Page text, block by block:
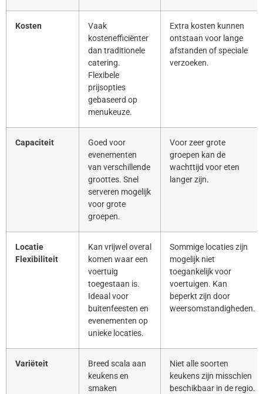
Kosten
Vaak
kostenefficiënter
dan traditionele
catering.
Flexibele
prijsopties
gebaseerd op
menukeuze.
Extra kosten kunnen
ontstaan voor lange
afstanden of speciale
verzoeken.
Capaciteit
Goed voor
evenementen
van verschillende
groottes. Snel
serveren mogelijk
voor grote
groepen.
Voor zeer grote
groepen kan de
wachttijd voor eten
langer zijn.
Locatie
Flexibiliteit
Kan vrijwel overal
komen waar een
voertuig
toegestaan is.
Ideaal voor
buitenfeesten en
evenementen op
unieke locaties.
Sommige locaties zijn
mogelijk niet
toegankelijk voor
voertuigen. Kan
beperkt zijn door
weersomstandigheden.
Variëteit
Breed scala aan
keukens en
smaken
Niet alle soorten
keukens zijn misschien
beschikbaar in de regio.